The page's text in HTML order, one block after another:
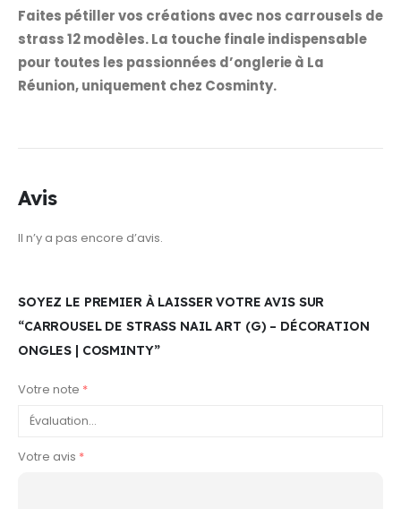
Faites pétiller vos créations avec nos carrousels de
strass 12 modèles. La touche finale indispensable
pour toutes les passionnées d’onglerie à La
Réunion, uniquement chez Cosminty.
Avis
Il n’y a pas encore d’avis.
SOYEZ LE PREMIER À LAISSER VOTRE AVIS SUR
“CARROUSEL DE STRASS NAIL ART (G) – DÉCORATION
ONGLES | COSMINTY”
Votre note *
Votre avis *